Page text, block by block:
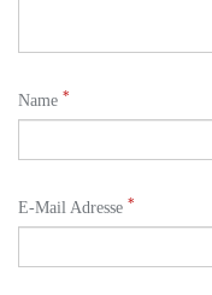
Name *
E-Mail Adresse *